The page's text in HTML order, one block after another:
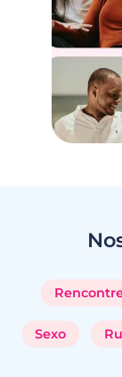
3 minutes
Sexo